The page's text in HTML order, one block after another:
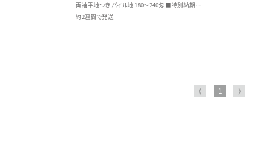
両袖平地つき パイル地 180～240匁 ■特別納期…
約2週間で発送
⟨ 1 ⟩